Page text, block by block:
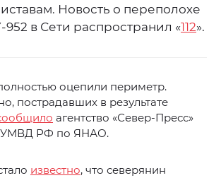
Новость о переполохе
952 в Сети распространил «112».
оцепили периметр.
пострадавших в результате
агентство «Север-Пресс»
УМВД РФ по ЯНАО.
известно, что северянин